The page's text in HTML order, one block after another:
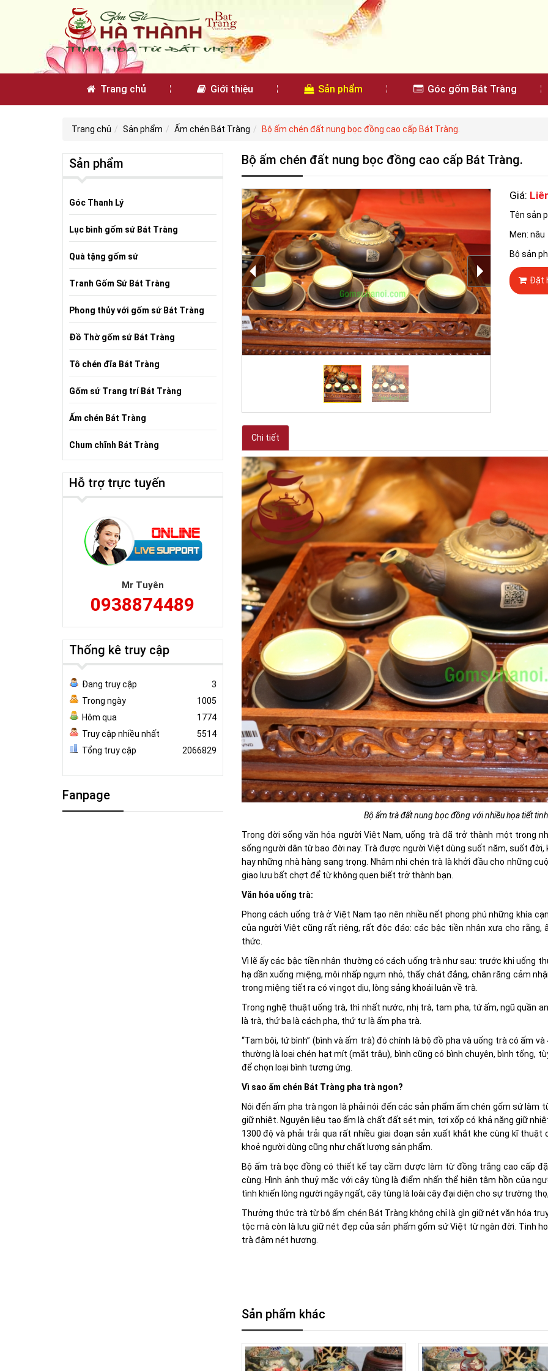
Trang chủ Giới thiệu Sản phẩm Góc gốm Bát Tràng
Trang chủ Sản phẩm Ấm chén Bát Tràng Bộ ấm chén đất nung bọc đồng cao cấp Bát Tràng.
Bộ ấm chén đất nung bọc đồng cao cấp Bát Tràng.
Giá:
Tên sản
Men: nâu
Bộ sản
Đặt
Chi tiết
Bộ ấm trà đất nung bọc đồng với nhiều họa tiết
Trong đời sống văn hóa người Việt Nam, uống trà đã trở thành một trong
sống người dân từ bao đời nay. Trà được người Việt dùng suốt năm, suốt
hay những nhà hàng sang trọng. Nhâm nhi chén trà là khởi đầu cho những
giao lưu bất chợt để từ không quen biết trở thành bạn.
Văn hóa uống trà:
Phong cách uống trà ở Việt Nam tạo nên nhiều nết phong phú những khía
của người Việt cũng rất riêng, rất độc đáo: các bậc tiền nhân xưa cho
thức.
Vì lẽ ấy các bậc tiền nhân thường có cách uống trà như sau: trước khi uống
hạ dần xuống miệng, môi nhấp ngụm nhỏ, thấy chát đắng, chân răng cảm
trong miệng tiết ra có vị ngọt dịu, lòng sảng khoái luận về trà.
Trong nghệ thuật uống trà, thì nhất nước, nhị trà, tam pha, tứ ấm, ngũ quần
là trà, thứ ba là cách pha, thứ tư là ấm pha trà.
“Tam bôi, tứ bình” (bình và ấm trà) đó chính là bộ đồ pha và uống trà có ấm
thường là loại chén hạt mít (mắt trâu), bình cũng có bình chuyên, bình tống,
để chọn loại bình tương ứng.
Vì sao ấm chén Bát Tràng pha trà ngon?
Nói đến ấm pha trà ngon là phải nói đến các sản phẩm ấm chén gốm sứ làm
giữ nhiệt. Nguyên liệu tạo ấm là chất đất sét mịn, tơi xốp có khả năng giữ
1300 độ và phải trải qua rất nhiều giai đoạn sản xuất khắt khe cùng kĩ
khoẻ người dùng cũng như chất lượng sản phẩm.
Bộ ấm trà bọc đồng có thiết kế tay cầm được làm từ đồng trắng cao cấp
cùng. Hình ảnh thuỷ mặc với cây tùng là điểm nhấn thể hiện tâm hồn của
tình khiến lòng người ngây ngất, cây tùng là loài cây đại diện cho sự trường
Thưởng thức trà từ bộ ấm chén Bát Tràng không chỉ là gìn giữ nét văn hóa
tộc mà còn là lưu giữ nét đẹp của sản phẩm gốm sứ Việt từ ngàn đời. Tinh
trà đậm nét hương.
Sản phẩm khác
Sản phẩm
Góc Thanh Lý
Lục bình gốm sứ Bát Tràng
Quà tặng gốm sứ
Tranh Gốm Sứ Bát Tràng
Phong thủy với gốm sứ Bát Tràng
Đồ Thờ gốm sứ Bát Tràng
Tô chén đĩa Bát Tràng
Gốm sứ Trang trí Bát Tràng
Ấm chén Bát Tràng
Chum chĩnh Bát Tràng
Hỗ trợ trực tuyến
Mr Tuyên
0938874489
Thống kê truy cập
Đang truy cập
3
Trong ngày
1005
Hôm qua
1774
Truy cập nhiều nhất
5514
Tổng truy cập
2066829
Fanpage